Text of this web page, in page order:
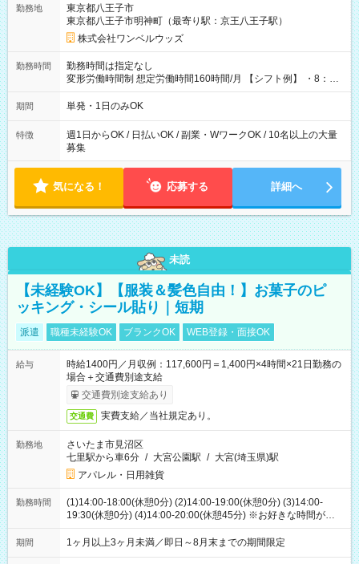
勤務地
東京都八王子市
東京都八王子市明神町（最寄り駅：京王八王子駅）
株式会社ワンベルウッズ
勤務時間
勤務時間は指定なし
変形労働時間制 想定労働時間160時間/月 【シフト例】 ・8：00
～21：00
期間 単発・1日のみOK
特徴
週1日からOK / 日払いOK / 副業・WワークOK / 10名以上の大量
募集
気になる！ 応募する 詳細へ
未読
【未経験OK】【服装＆髪色自由！】お菓子のピ
ッキング・シール貼り｜短期
派遣 職種未経験OK ブランクOK WEB登録・面接OK
給与
時給1400円／月収例：117,600円＝1,400円×4時間×21日勤務の
場合＋交通費別途支給
交通費別途支給あり
交通費 実費支給／当社規定あり。
勤務地
さいたま市見沼区
七里駅から車6分 / 大宮公園駅 / 大宮(埼玉県)駅
アパレル・日用雑貨
勤務時間
(1)14:00-18:00(休憩0分) (2)14:00-19:00(休憩0分) (3)14:00-
19:30(休憩0分) (4)14:00-20:00(休憩45分) ※お好きな時間が選べ
ます
期間 1ヶ月以上3ヶ月未満／即日～8月末までの期間限定